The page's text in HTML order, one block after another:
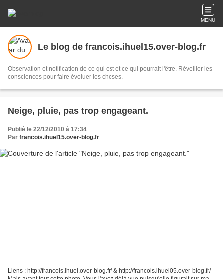
MENU
Le blog de francois.ihuel15.over-blog.fr
Observation et notification de ce qui est et ce qui pourrait l'être. Réveiller les
consciences pour faire évoluer les choses.
Neige, pluie, pas trop engageant.
Publié le 22/12/2010 à 17:34
Par francois.ihuel15.over-blog.fr
Liens : http://francois.ihuel.over-blog.fr/ & http://francois.ihuel05.over-blog.fr/